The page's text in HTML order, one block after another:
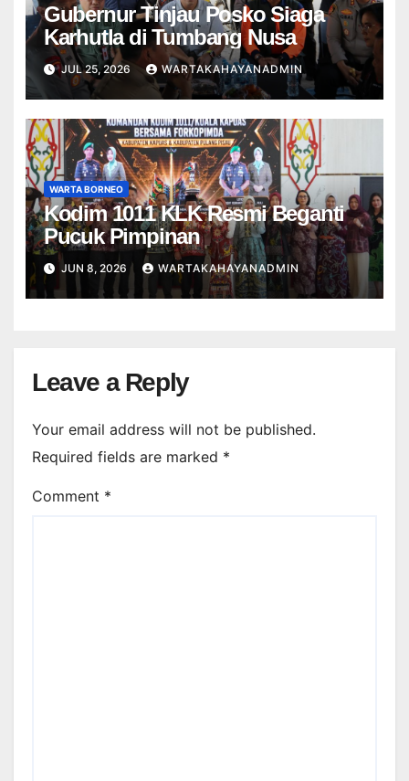
Gubernur Tinjau Posko Siaga
Karhutla di Tumbang Nusa
JUL 25, 2026 WARTAKAHAYANADMIN
WARTA BORNEO
Kodim 1011 KLK Resmi Beganti
Pucuk Pimpinan
JUN 8, 2026 WARTAKAHAYANADMIN
Leave a Reply
Your email address will not be published.
Required fields are marked *
Comment *